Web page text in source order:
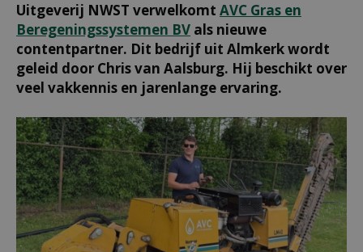
Uitgeverij NWST verwelkomt AVC Gras en
Beregeningssystemen BV als nieuwe
contentpartner. Dit bedrijf uit Almkerk wordt
geleid door Chris van Aalsburg. Hij beschikt over
veel vakkennis en jarenlange ervaring.